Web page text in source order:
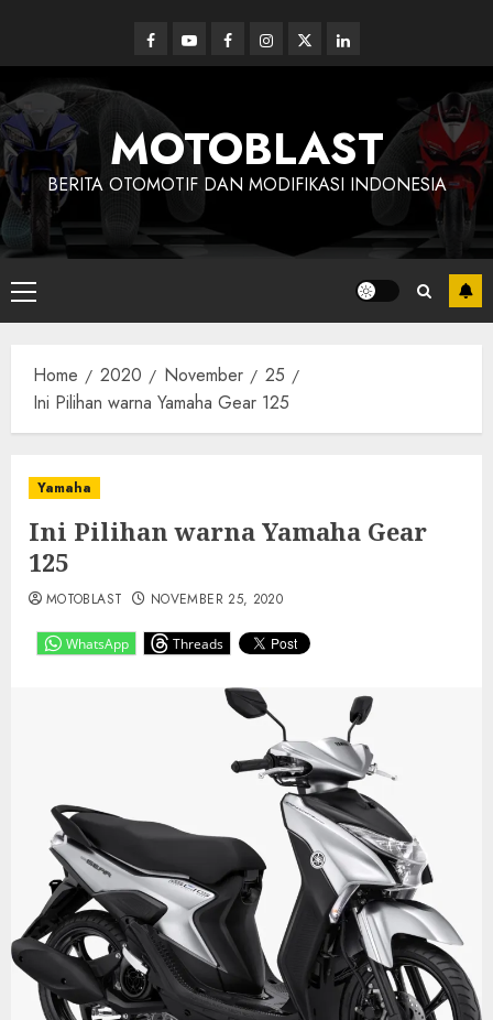
content
Facebook
YoutubeFacebookInstagram
Twitterlinkedin
MOTOBLAST
BERITA OTOMOTIF DAN MODIFIKASI INDONESIA
Primary
Menu
Home 2020 November
25
Ini Pilihan warna Yamaha Gear 125
Yamaha
Ini Pilihan warna Yamaha Gear
125
WhatsApp Threads
MOTOBLAST NOVEMBER 25, 2020